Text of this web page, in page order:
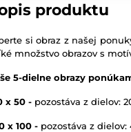
produktu
si obraz z našej
množstvo obrazov s
5-dielne obrazy
x 50 - pozostáva z dielov:
x 100 - pozostáva z